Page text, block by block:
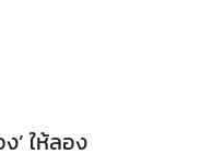
’ ให้ลอง